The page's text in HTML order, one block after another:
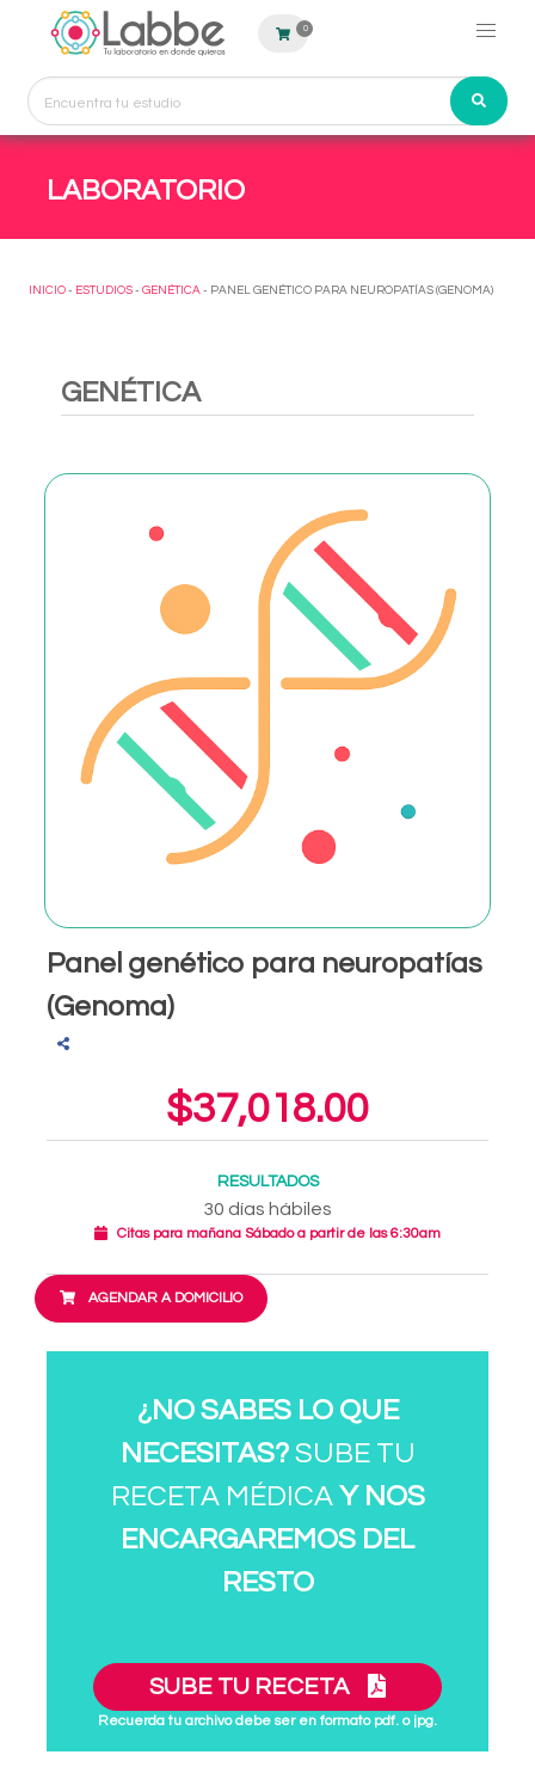
0
LABORATORIO
INICIO - ESTUDIOS - GENÉTICA - PANEL GENÉTICO PARA NEUROPATÍAS (GENOMA)
GENÉTICA
Panel genético para neuropatías
(Genoma)
$37,018.00
RESULTADOS
30 días hábiles
Citas para mañana Sábado a partir de las 6:30am
AGENDAR A DOMICILIO
¿NO SABES LO QUE
NECESITAS?SUBE TU
RECETA MÉDICA Y NOS
ENCARGAREMOS DEL
RESTO
SUBE TU RECETA
Recuerda tu archivo debe ser en formato pdf. o jpg.